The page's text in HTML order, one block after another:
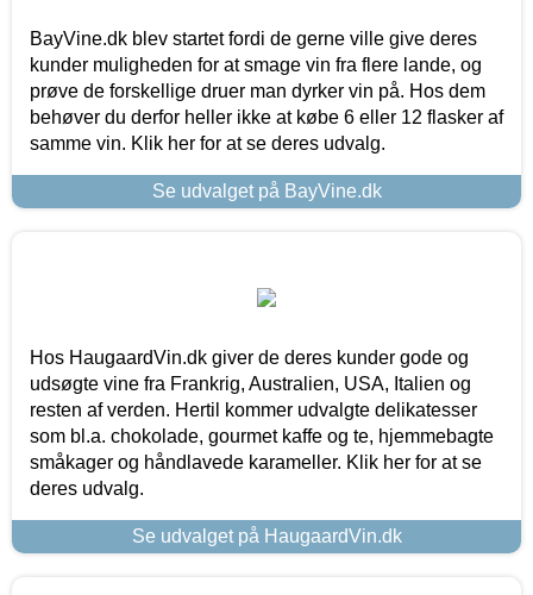
BayVine.dk blev startet fordi de gerne ville give deres
kunder muligheden for at smage vin fra flere lande, og
prøve de forskellige druer man dyrker vin på. Hos dem
behøver du derfor heller ikke at købe 6 eller 12 flasker af
samme vin. Klik her for at se deres udvalg.
Se udvalget på BayVine.dk
Hos HaugaardVin.dk giver de deres kunder gode og
udsøgte vine fra Frankrig, Australien, USA, Italien og
resten af verden. Hertil kommer udvalgte delikatesser
som bl.a. chokolade, gourmet kaffe og te, hjemmebagte
småkager og håndlavede karameller. Klik her for at se
deres udvalg.
Se udvalget på HaugaardVin.dk